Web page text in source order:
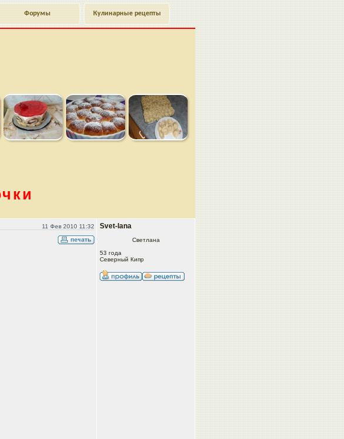
Кулинарные рецепты
Форумы
11 Фев 2010 11:32 Svet-lana
Светлана
53 года
Северный Кипр